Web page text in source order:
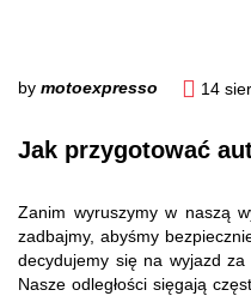
by motoexpresso 14
Jak przygotować
Zanim wyruszymy w naszą
zadbajmy, abyśmy
decydujemy się na wyjazd
Nasze odległości sięgają